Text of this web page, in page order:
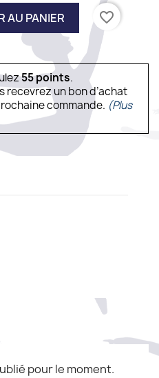
AU PANIER favorite_border
55points.
recevrez un bon d’achat
commande. (Plus
pour le moment.